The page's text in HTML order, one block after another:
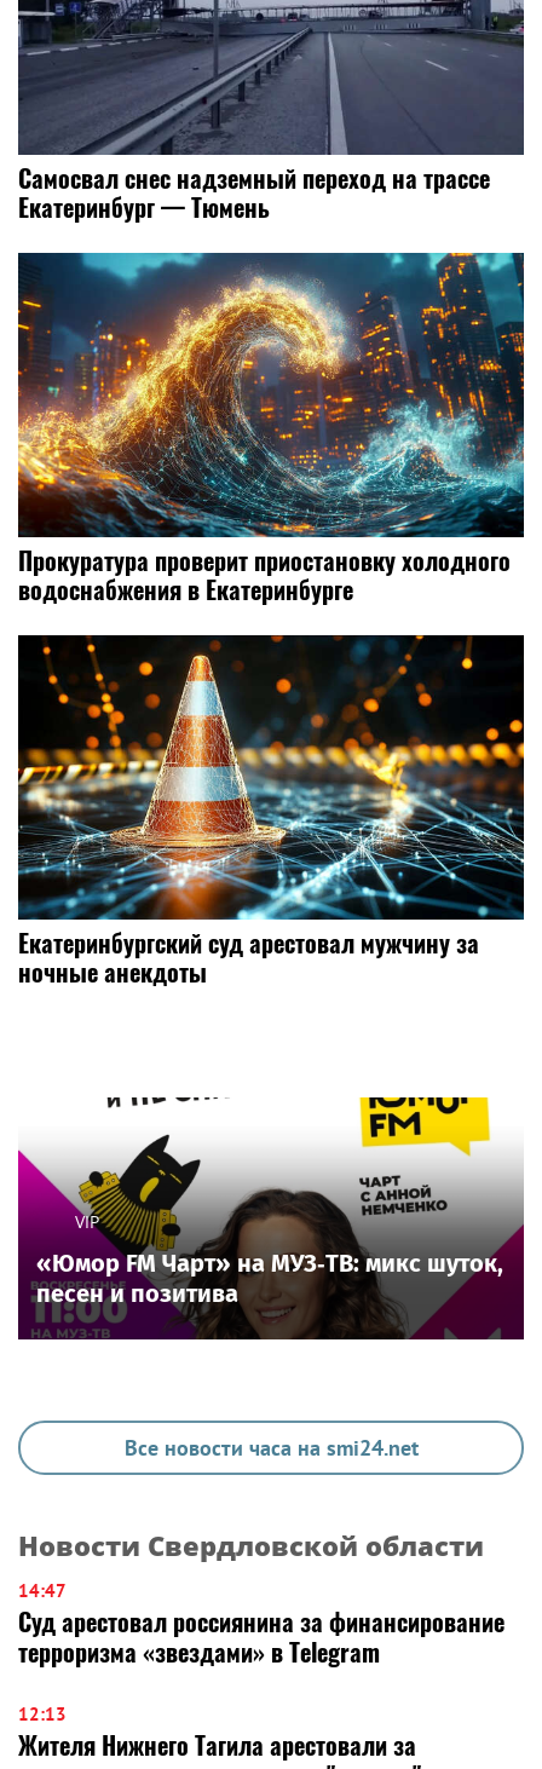
Самосвал снес надземный переход на трассе
Екатеринбург — Тюмень
Прокуратура проверит приостановку холодного
водоснабжения в Екатеринбурге
Екатеринбургский суд арестовал мужчину за
ночные анекдоты
VIP
«Юмор FM Чарт» на МУЗ‑ТВ: микс шуток,
песен и позитива
Все новости часа на smi24.net
Новости Свердловской области
14:47
Суд арестовал россиянина за финансирование
терроризма «звездами» в Telegram
12:13
Жителя Нижнего Тагила арестовали за